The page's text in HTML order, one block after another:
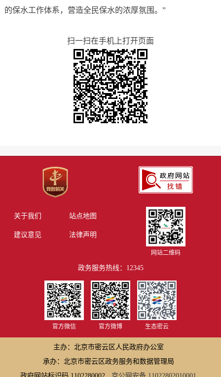
的保水工作体系，营造全民保水的浓厚氛围。”
扫一扫在手机上打开页面
关于我们 站点地图
建议意见 法律声明
网站二维码
政务服务热线：12345
官方微信 官方微博 生态密云
主办：北京市密云区人民政府办公室
承办：北京市密云区政务服务和数据管理局